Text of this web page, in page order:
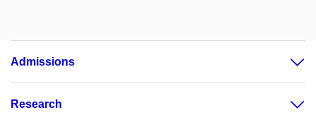
Admissions
Research